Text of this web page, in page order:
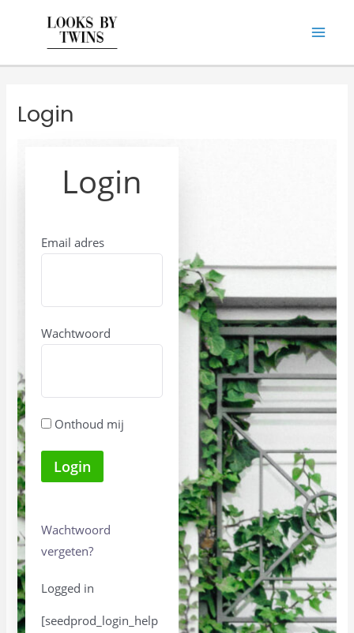
Login
Login
Email adres
Wachtwoord
Onthoud mij
Wachtwoord
vergeten?
Logged in
[seedprod_login_help